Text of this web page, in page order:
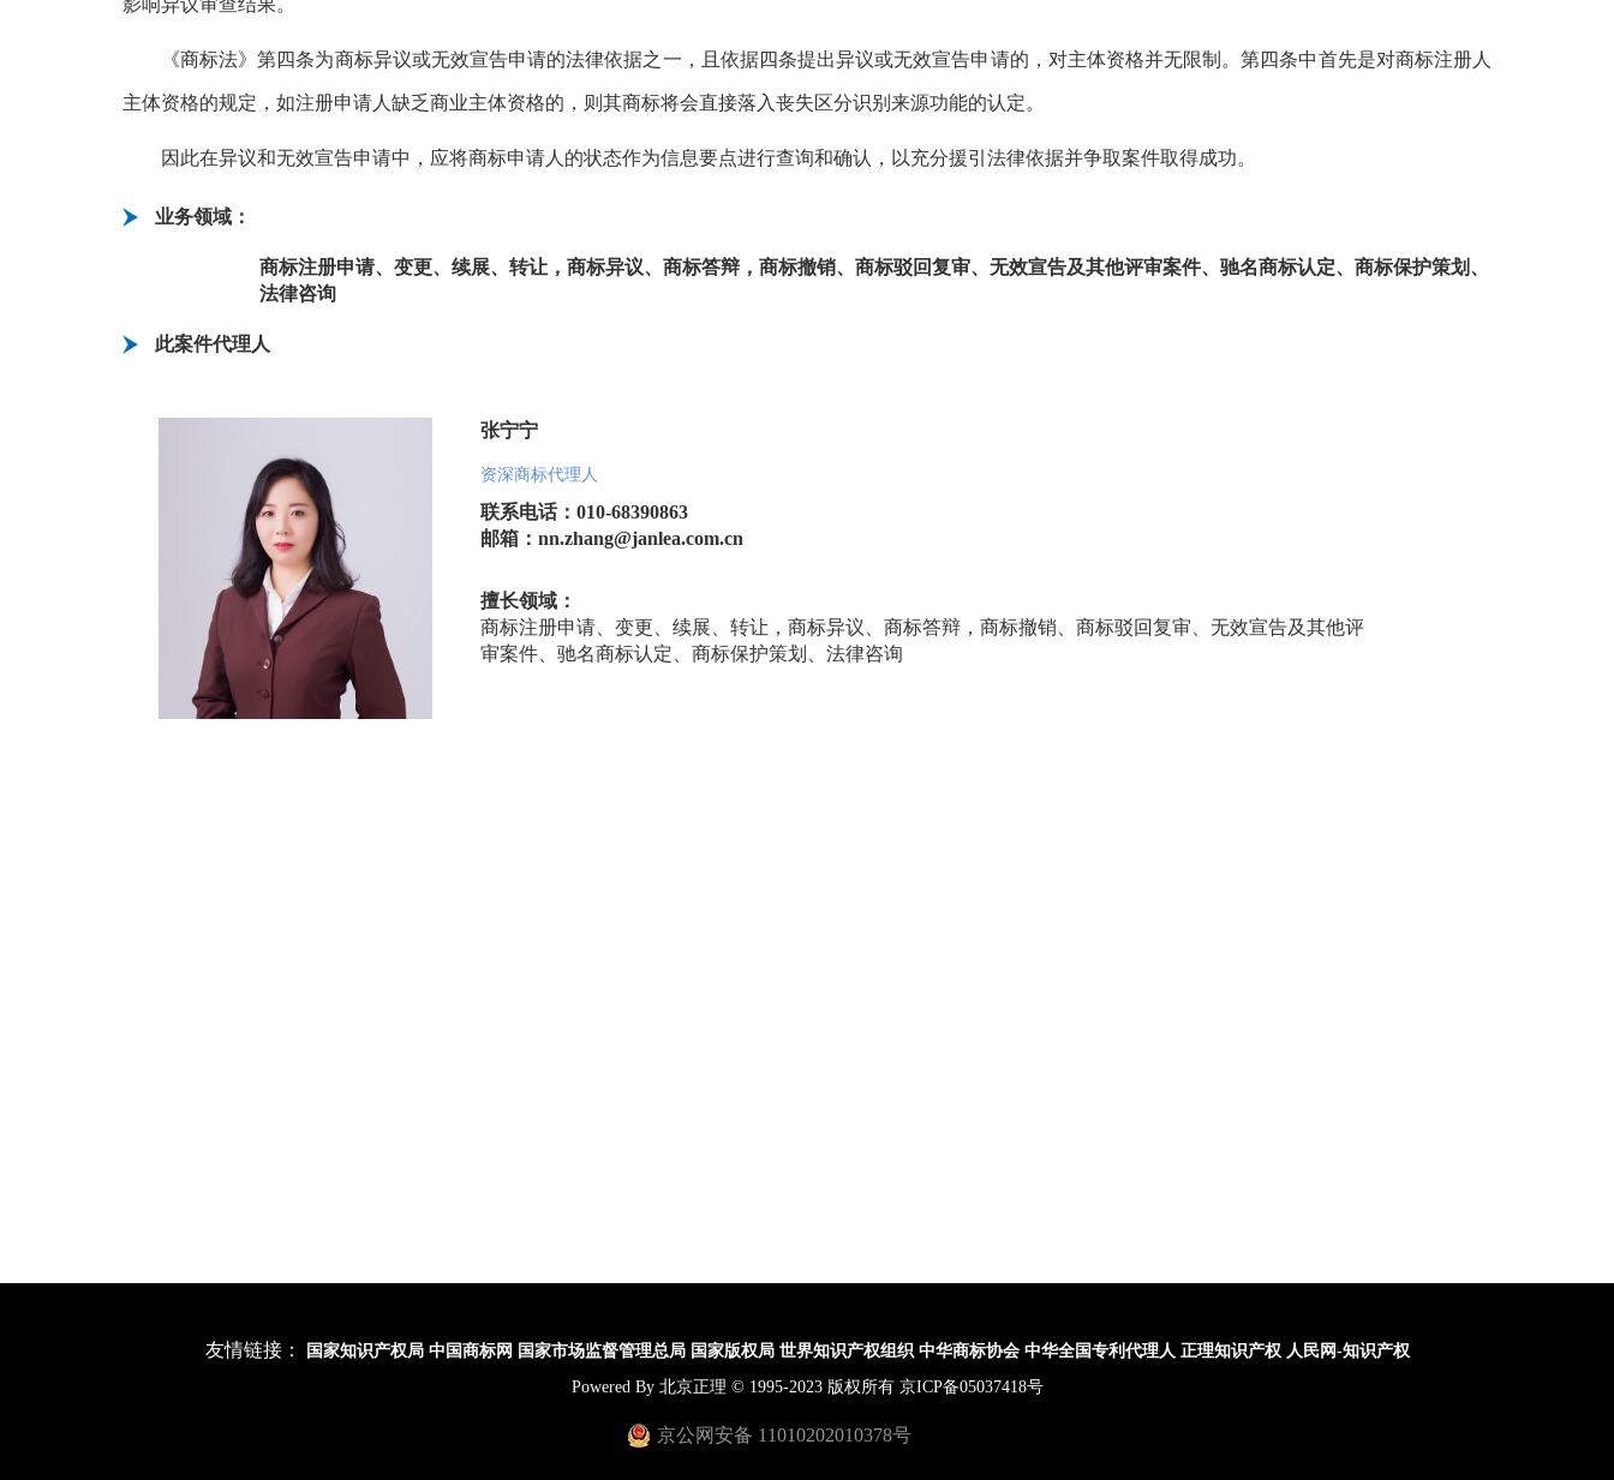
影响异议审查结果。
《商标法》第四条为商标异议或无效宣告申请的法律依据之一，且依据四条提出异议或无效宣告申请的，对主体资格并无限制。第四条中首先是对商标注册人
主体资格的规定，如注册申请人缺乏商业主体资格的，则其商标将会直接落入丧失区分识别来源功能的认定。
因此在异议和无效宣告申请中，应将商标申请人的状态作为信息要点进行查询和确认，以充分援引法律依据并争取案件取得成功。
业务领域：
商标注册申请、变更、续展、转让，商标异议、商标答辩，商标撤销、商标驳回复审、无效宣告及其他评审案件、驰名商标认定、商标保护策划、
法律咨询
此案件代理人
张宁宁
资深商标代理人
联系电话：010-68390863
邮箱：nn.zhang@janlea.com.cn
擅长领域：
商标注册申请、变更、续展、转让，商标异议、商标答辩，商标撤销、商标驳回复审、无效宣告及其他评
审案件、驰名商标认定、商标保护策划、法律咨询
友情链接： 国家知识产权局 中国商标网 国家市场监督管理总局 国家版权局 世界知识产权组织 中华商标协会 中华全国专利代理人 正理知识产权 人民网-知识产权
Powered By 北京正理 © 1995-2023 版权所有 京ICP备05037418号
京公网安备 11010202010378号